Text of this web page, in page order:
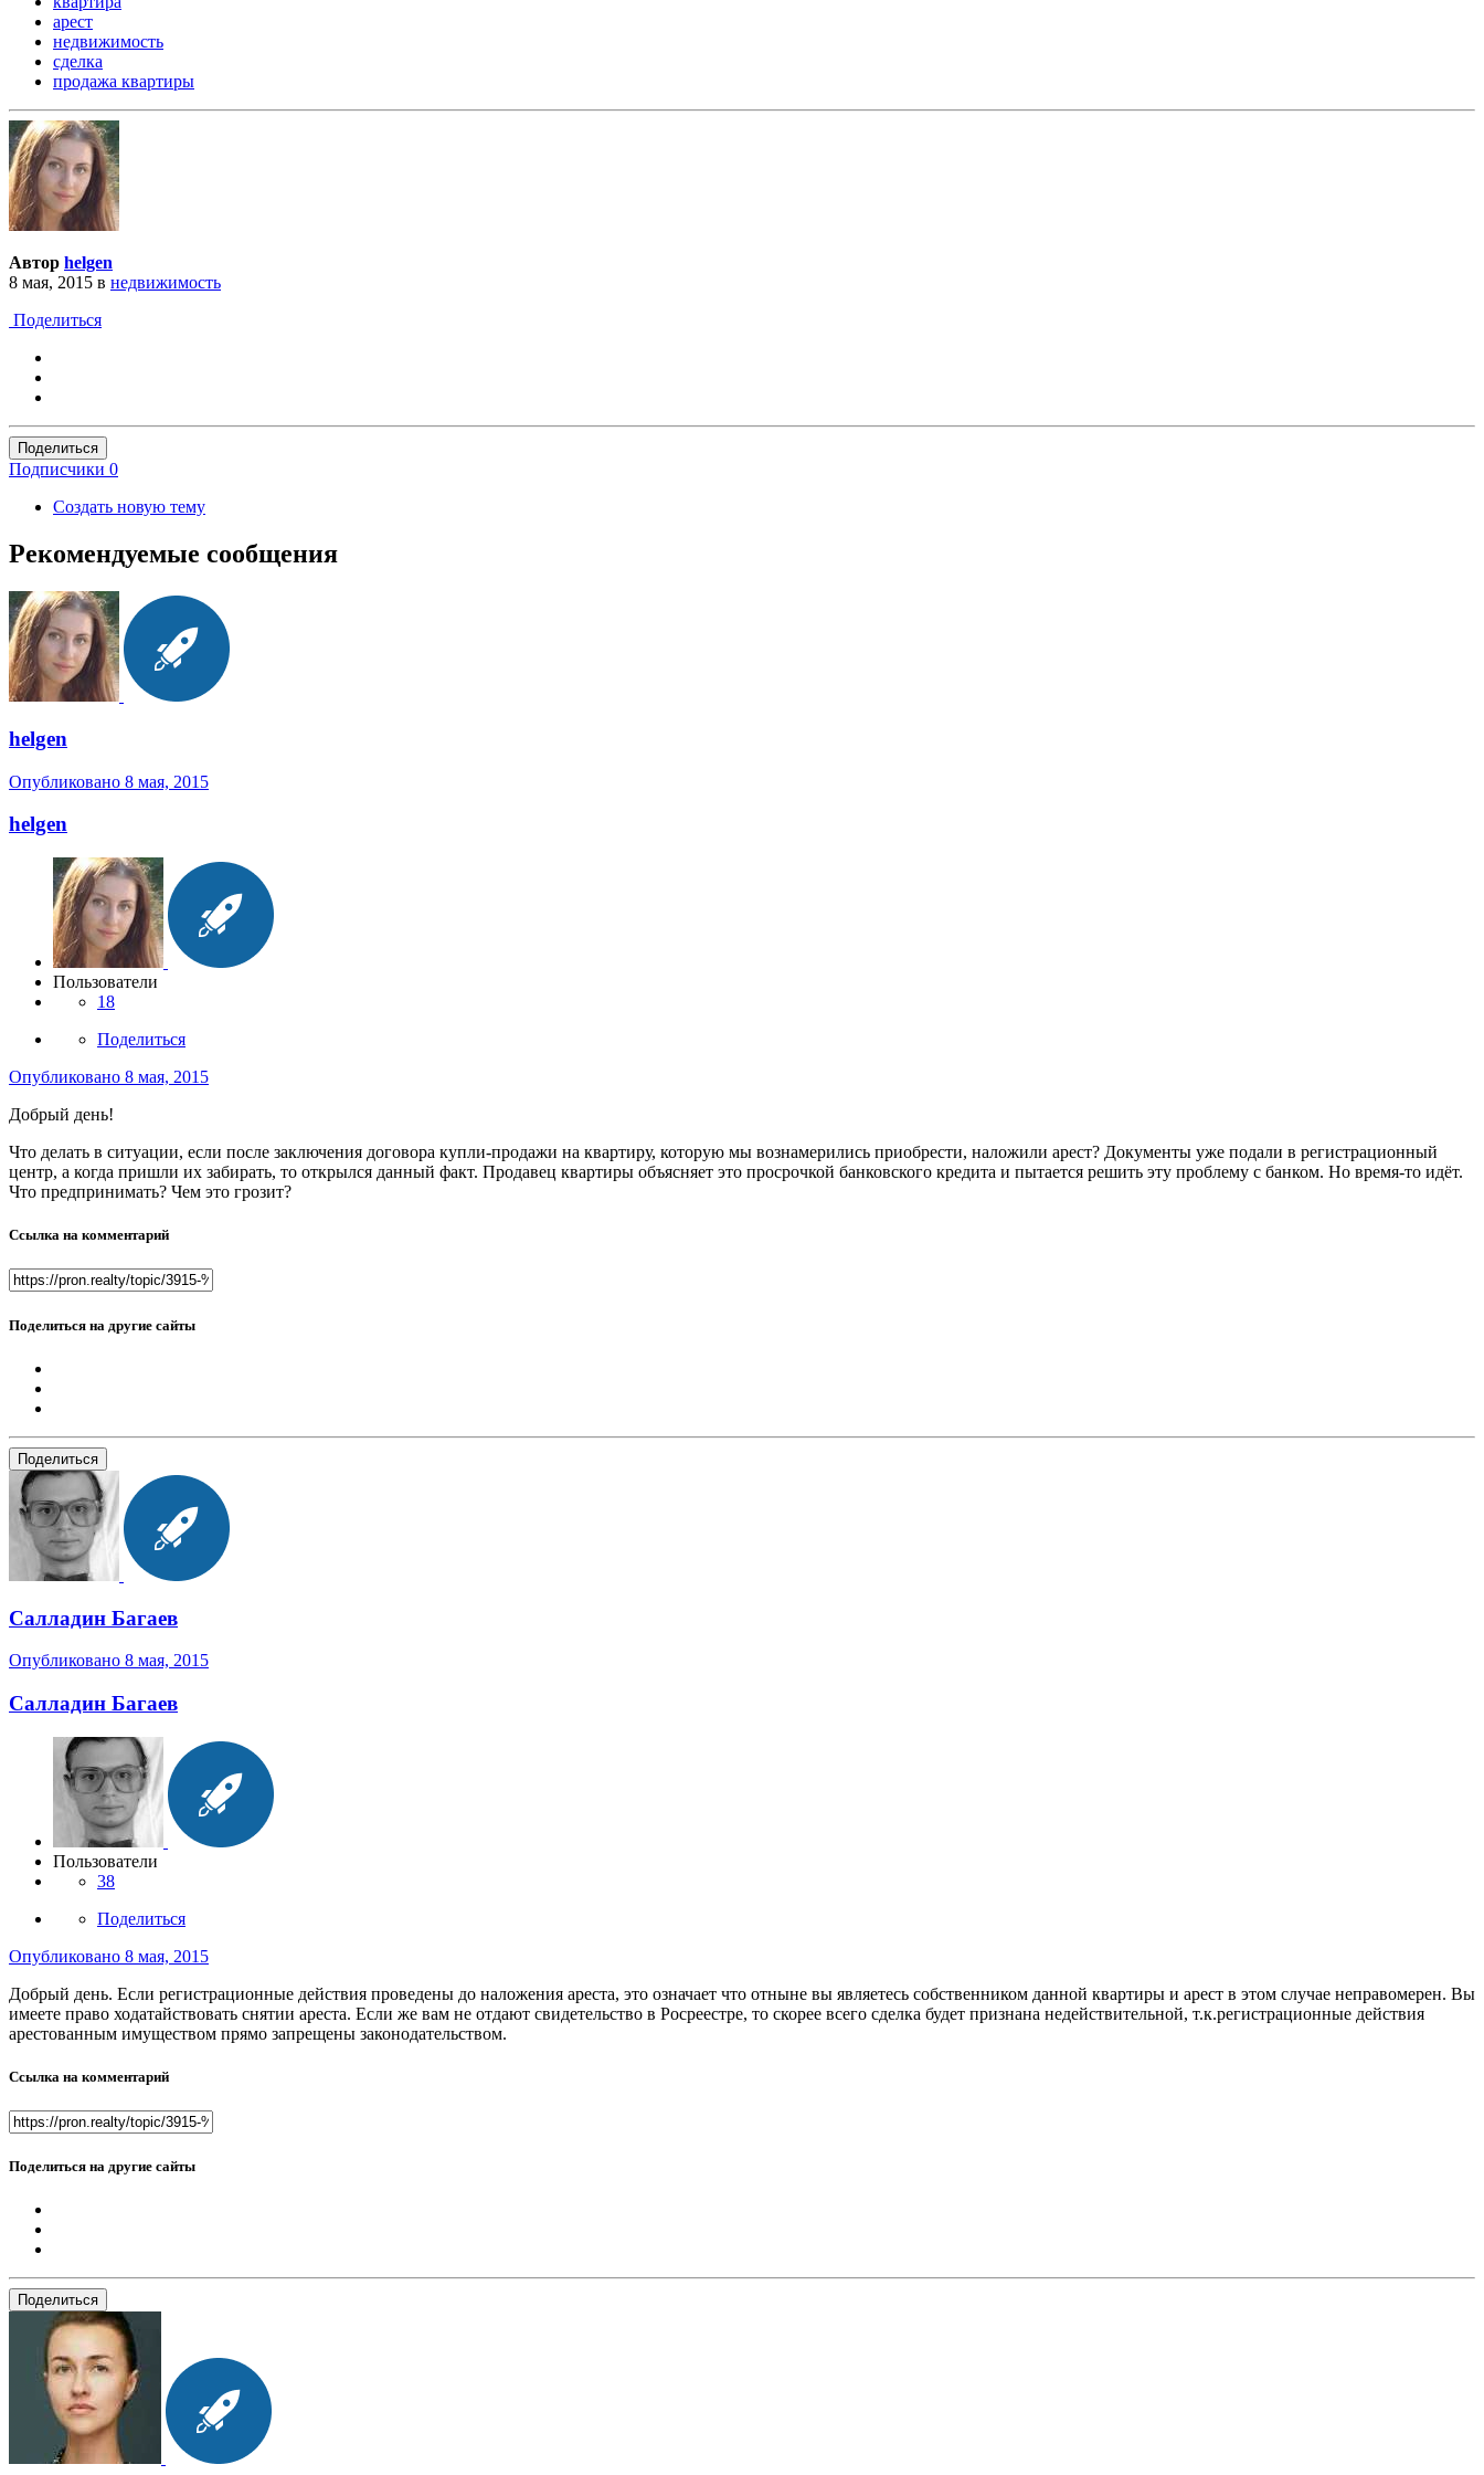
арест
недвижимость
сделка
продажа квартиры
Автор helgen
8 мая, 2015 в недвижимость
Поделиться
Поделиться
Подписчики 0
Создать новую тему
Рекомендуемые сообщения
helgen
Опубликовано 8 мая, 2015
helgen
Пользователи
18
Поделиться
Опубликовано 8 мая, 2015
Добрый день!
Что делать в ситуации, если после заключения договора купли-продажи на квартиру, которую мы вознамерились приобрести, наложили арест? Документы уже подали в регистрационный
центр, а когда пришли их забирать, то открылся данный факт. Продавец квартиры объясняет это просрочкой банковского кредита и пытается решить эту проблему с банком. Но время-то идёт.
Что предпринимать? Чем это грозит?
Ссылка на комментарий
Поделиться на другие сайты
Поделиться
Салладин Багаев
Опубликовано 8 мая, 2015
Салладин Багаев
Пользователи
38
Поделиться
Опубликовано 8 мая, 2015
Добрый день. Если регистрационные действия проведены до наложения ареста, это означает что отныне вы являетесь собственником данной квартиры и арест в этом случае неправомерен. Вы
имеете право ходатайствовать снятии ареста. Если же вам не отдают свидетельство в Росреестре, то скорее всего сделка будет признана недействительной, т.к.регистрационные действия
арестованным имуществом прямо запрещены законодательством.
Ссылка на комментарий
Поделиться на другие сайты
Поделиться